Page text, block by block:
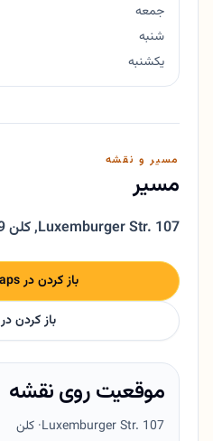
جمعه
شنبه
یکشنبه
مسیر و نقشه
مسیر
Luxemburger Str. 107
,50939 کلن
باز کردن در Google Maps
باز کردن در Waze
موقعیت روی نقشه
Luxemburger Str. 107· کلن